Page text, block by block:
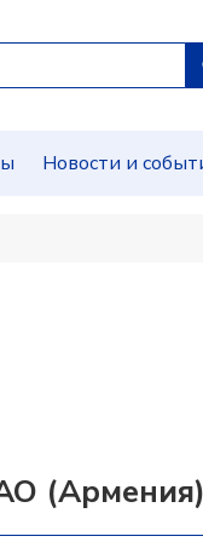
Новости и
(Армения)